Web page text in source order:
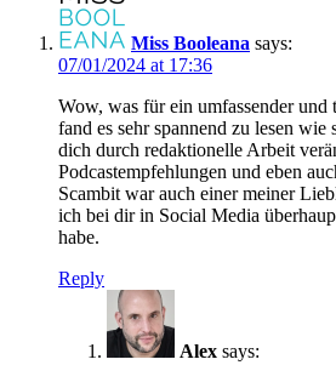
Miss Booleana says:
07/01/2024 at 17:36
Wow, was für ein umfassender
fand es sehr spannend zu lesen wie
dich durch redaktionelle Arbeit
Podcastempfehlungen und eben
Scambit war auch einer meiner
ich bei dir in Social Media
habe.
Reply
Alex says: